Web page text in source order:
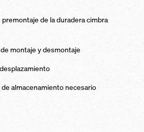
de la duradera cimbra
montaje y desmontaje
almacenamiento necesario